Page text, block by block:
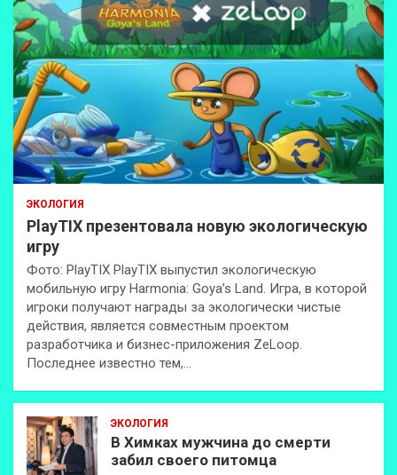
ЭКОЛОГИЯ
PlayTIX презентовала новую экологическую
игру
Фото: PlayTIX PlayTIX выпустил экологическую
мобильную игру Harmonia: Goya’s Land. Игра, в которой
игроки получают награды за экологически чистые
действия, является совместным проектом
разработчика и бизнес-приложения ZeLoop.
Последнее известно тем,…
ЭКОЛОГИЯ
В Химках мужчина до смерти
забил своего питомца